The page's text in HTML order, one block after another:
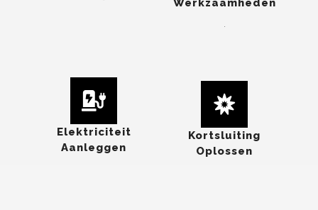
Elektriciteit
Aanleggen
Kortsluiting
Oplossen